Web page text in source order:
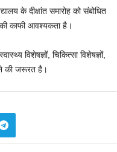
के दीक्षांत समारोह को संबोधित
की काफी आवश्यकता है।
विशेषज्ञों, चिकित्सा विशेषज्ञों,
की जरूरत है।